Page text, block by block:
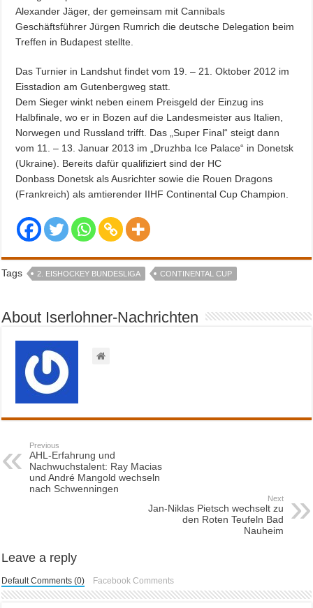
Alexander Jäger, der gemeinsam mit Cannibals
Geschäftsführer Jürgen Rumrich die deutsche Delegation beim
Treffen in Budapest stellte.
Das Turnier in Landshut findet vom 19. – 21. Oktober 2012 im
Eisstadion am Gutenbergweg statt.
Dem Sieger winkt neben einem Preisgeld der Einzug ins
Halbfinale, wo er in Bozen auf die Landesmeister aus Italien,
Norwegen und Russland trifft. Das „Super Final“ steigt dann
vom 11. – 13. Januar 2013 im „Druzhba Ice Palace“ in Donetsk
(Ukraine). Bereits dafür qualifiziert sind der HC
Donbass Donetsk als Ausrichter sowie die Rouen Dragons
(Frankreich) als amtierender IIHF Continental Cup Champion.
Tags 2. EISHOCKEY BUNDESLIGA CONTINENTAL CUP
About Iserlohner-Nachrichten
Previous
AHL-Erfahrung und
Nachwuchstalent: Ray Macias
und André Mangold wechseln
nach Schwenningen
Next
Jan-Niklas Pietsch wechselt zu
den Roten Teufeln Bad
Nauheim
Leave a reply
Default Comments (0) Facebook Comments